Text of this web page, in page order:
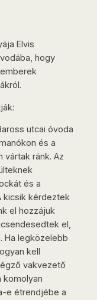
Elvis
hogy
utcai óvoda
és a
vártak ránk. Az
és a
kicsik kérdeztek
el hozzájuk
el,
Ha legközelebb
kell
vakvezető
komolyan
e étrendjébe a